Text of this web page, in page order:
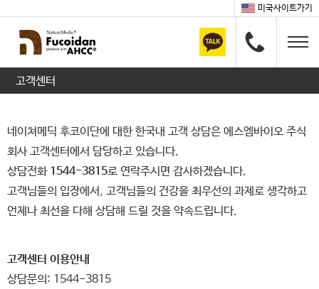
미국사이트가기
고객센터
네이쳐메딕 후코이단에 대한 한국내 고객 상담은 에스엠바이오 주식
회사 고객센터에서 담당하고 있습니다.
상담전화 1544-3815로 연락주시면 감사하겠습니다.
고객님들의 입장에서, 고객님들의 건강을 최우선의 과제로 생각하고
언제나 최선을 다해 상담해 드릴 것을 약속드립니다.
고객센터 이용안내
상담문의: 1544-3815